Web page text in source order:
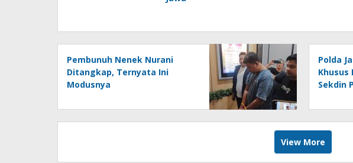
Pembunuh Nenek Nurani
Ditangkap, Ternyata Ini
Modusnya
Polda
Khusus
Sekdin
View More